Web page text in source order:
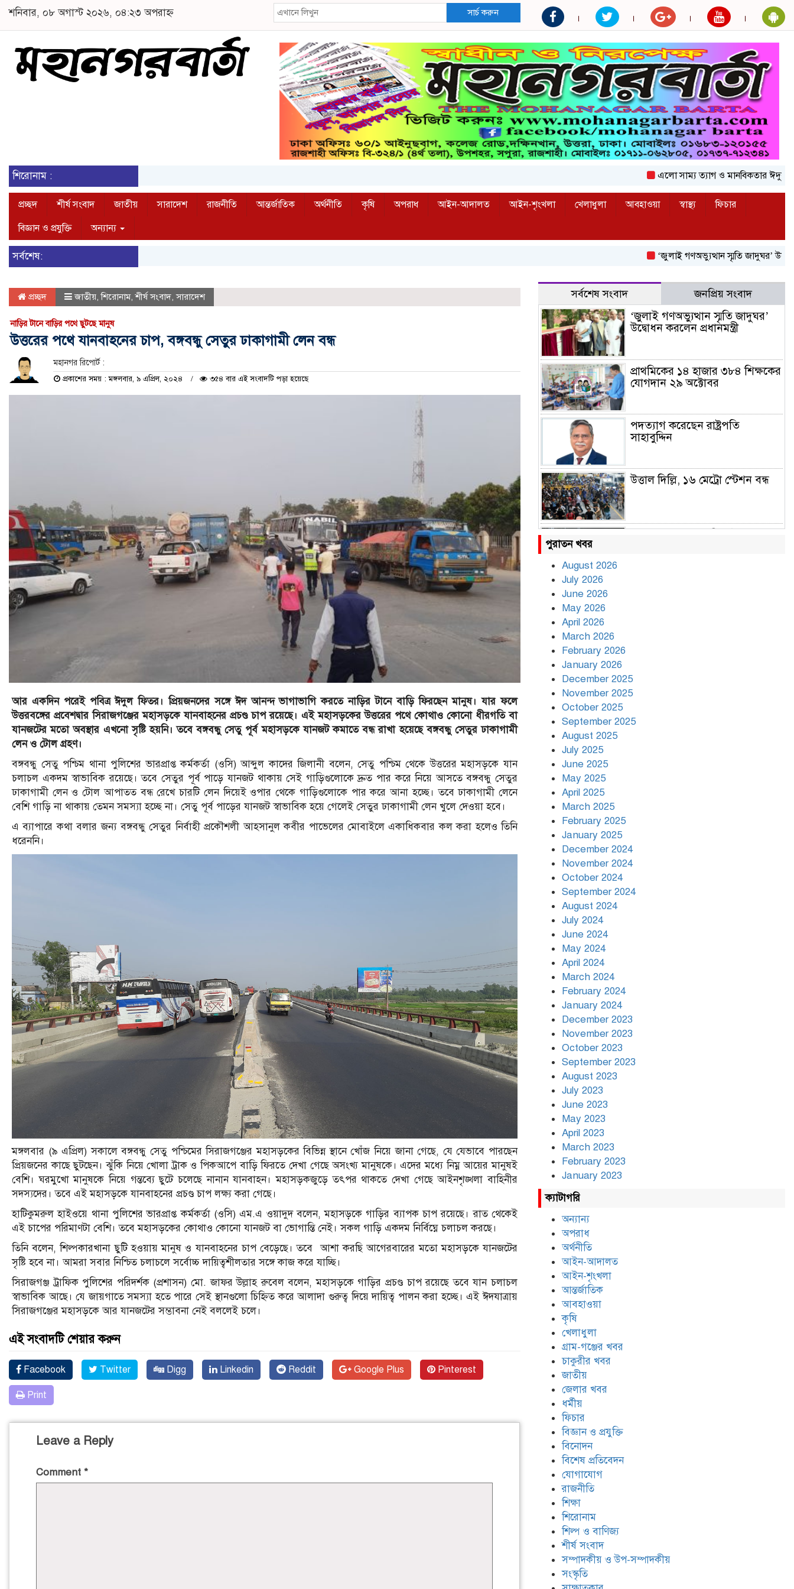
শনিবার, ০৮ অগাস্ট ২০২৬, ০৪:২৩ অপরাহ্ন সার্চ করুন
শিরোনাম : এলো সাম্য ত্যাগ ও মানবিকতার ঈদুল আজহা
প্রচ্ছদ শীর্ষ সংবাদ জাতীয় সারাদেশ রাজনীতি আন্তর্জাতিক অর্থনীতি কৃষি অপরাধ আইন-আদালত আইন-শৃংখলা খেলাধুলা আবহাওয়া স্বাস্থ্য
ফিচার
বিজ্ঞান ও প্রযুক্তি
অন্যান্য
সর্বশেষ: ‘জুলাই গণঅভ্যুত্থান স্মৃতি জাদুঘর’ উদ্বোধন করলেন
প্রচ্ছদ জাতীয়,শিরোনাম,শীর্ষ সংবাদ,সারাদেশ
নাড়ির টানে বাড়ির পথে ছুটছে মানুষ
উত্তরের পথে যানবাহনের চাপ, বঙ্গবন্ধু সেতুর ঢাকাগামী লেন বন্ধ
মহানগর রিপোর্ট :
প্রকাশের সময় : মঙ্গলবার, ৯ এপ্রিল, ২০২৪ ৩৫৪ বার এই সংবাদটি পড়া হয়েছে
আর একদিন পরেই পবিত্র ঈদুল ফিতর। প্রিয়জনদের সঙ্গে ঈদ আনন্দ ভাগাভাগি করতে নাড়ির টানে বাড়ি ফিরছেন মানুষ। যার ফলে
উত্তরবঙ্গের প্রবেশদ্বার সিরাজগঞ্জের মহাসড়কে যানবাহনের প্রচণ্ড চাপ রয়েছে। এই মহাসড়কের উত্তরের পথে কোথাও কোনো ধীরগতি বা
যানজটের মতো অবস্থার এখনো সৃষ্টি হয়নি। তবে বঙ্গবন্ধু সেতু পূর্ব মহাসড়কে যানজট কমাতে বন্ধ রাখা হয়েছে বঙ্গবন্ধু সেতুর ঢাকাগামী
লেন ও টোল গ্রহণ।
বঙ্গবন্ধু সেতু পশ্চিম থানা পুলিশের ভারপ্রাপ্ত কর্মকর্তা (ওসি) আব্দুল কাদের জিলানী বলেন, সেতু পশ্চিম থেকে উত্তরের মহাসড়কে যান
চলাচল একদম স্বাভাবিক রয়েছে। তবে সেতুর পূর্ব পাড়ে যানজট থাকায় সেই গাড়িগুলোকে দ্রুত পার করে নিয়ে আসতে বঙ্গবন্ধু সেতুর
ঢাকাগামী লেন ও টোল আপাতত বন্ধ রেখে চারটি লেন দিয়েই ওপার থেকে গাড়িগুলোকে পার করে আনা হচ্ছে। তবে ঢাকাগামী লেনে
বেশি গাড়ি না থাকায় তেমন সমস্যা হচ্ছে না। সেতু পূর্ব পাড়ের যানজট স্বাভাবিক হয়ে গেলেই সেতুর ঢাকাগামী লেন খুলে দেওয়া হবে।
এ ব্যাপারে কথা বলার জন্য বঙ্গবন্ধু সেতুর নির্বাহী প্রকৌশলী আহসানুল কবীর পাভেলের মোবাইলে একাধিকবার কল করা হলেও তিনি
ধরেননি।
মঙ্গলবার (৯ এপ্রিল) সকালে বঙ্গবন্ধু সেতু পশ্চিমের সিরাজগঞ্জের মহাসড়কের বিভিন্ন স্থানে খোঁজ নিয়ে জানা গেছে, যে যেভাবে পারছেন
প্রিয়জনের কাছে ছুটছেন। ঝুঁকি নিয়ে খোলা ট্রাক ও পিকআপে বাড়ি ফিরতে দেখা গেছে অসংখ্য মানুষকে। এদের মধ্যে নিম্ন আয়ের মানুষই
বেশি। ঘরমুখো মানুষকে নিয়ে গন্তব্যে ছুটে চলেছে নানান যানবাহন। মহাসড়কজুড়ে তৎপর থাকতে দেখা গেছে আইনশৃঙ্খলা বাহিনীর
সদস্যদের। তবে এই মহাসড়কে যানবাহনের প্রচণ্ড চাপ লক্ষ্য করা গেছে।
হাটিকুমরুল হাইওয়ে থানা পুলিশের ভারপ্রাপ্ত কর্মকর্তা (ওসি) এম.এ ওয়াদুদ বলেন, মহাসড়কে গাড়ির ব্যাপক চাপ রয়েছে। রাত থেকেই
এই চাপের পরিমাণটা বেশি। তবে মহাসড়কের কোথাও কোনো যানজট বা ভোগান্তি নেই। সকল গাড়ি একদম নির্বিঘ্নে চলাচল করছে।
তিনি বলেন, শিল্পকারখানা ছুটি হওয়ায় মানুষ ও যানবাহনের চাপ বেড়েছে। তবে আশা করছি আগেরবারের মতো মহাসড়কে যানজটের
সৃষ্টি হবে না। আমরা সবার নিশ্চিত চলাচলে সর্বোচ্চ দায়িত্বশীলতার সঙ্গে কাজ করে যাচ্ছি।
সিরাজগঞ্জ ট্রাফিক পুলিশের পরিদর্শক (প্রশাসন) মো. জাফর উল্লাহ রুবেল বলেন, মহাসড়কে গাড়ির প্রচণ্ড চাপ রয়েছে তবে যান চলাচল
স্বাভাবিক আছে। যে জায়গাতে সমস্যা হতে পারে সেই স্থানগুলো চিহ্নিত করে আলাদা গুরুত্ব দিয়ে দায়িত্ব পালন করা হচ্ছে। এই ঈদযাত্রায়
সিরাজগঞ্জের মহাসড়কে আর যানজটের সম্ভাবনা নেই বললেই চলে।
এই সংবাদটি শেয়ার করুন
Facebook Twitter Digg Linkedin Reddit Google Plus Pinterest
Print
Leave a Reply
Comment *
সর্বশেষ সংবাদ জনপ্রিয় সংবাদ
‘জুলাই গণঅভ্যুত্থান স্মৃতি জাদুঘর’
উদ্বোধন করলেন প্রধানমন্ত্রী
প্রাথমিকের ১৪ হাজার ৩৮৪ শিক্ষকের
যোগদান ২৯ অক্টোবর
পদত্যাগ করেছেন রাষ্ট্রপতি
সাহাবুদ্দিন
উত্তাল দিল্লি, ১৬ মেট্রো স্টেশন বন্ধ
বৃষ্টি থামার নাম নেই, পথে পথে
পুরাতন খবর
August 2026
July 2026
June 2026
May 2026
April 2026
March 2026
February 2026
January 2026
December 2025
November 2025
October 2025
September 2025
August 2025
July 2025
June 2025
May 2025
April 2025
March 2025
February 2025
January 2025
December 2024
November 2024
October 2024
September 2024
August 2024
July 2024
June 2024
May 2024
April 2024
March 2024
February 2024
January 2024
December 2023
November 2023
October 2023
September 2023
August 2023
July 2023
June 2023
May 2023
April 2023
March 2023
February 2023
January 2023
ক্যাটাগরি
অন্যান্য
অপরাধ
অর্থনীতি
আইন-আদালত
আইন-শৃংখলা
আন্তর্জাতিক
আবহাওয়া
কৃষি
খেলাধুলা
গ্রাম-গঞ্জের খবর
চাকুরীর খবর
জাতীয়
জেলার খবর
ধর্মীয়
ফিচার
বিজ্ঞান ও প্রযুক্তি
বিনোদন
বিশেষ প্রতিবেদন
যোগাযোগ
রাজনীতি
শিক্ষা
শিরোনাম
শিল্প ও বাণিজ্য
শীর্ষ সংবাদ
সম্পাদকীয় ও উপ-সম্পাদকীয়
সংস্কৃতি